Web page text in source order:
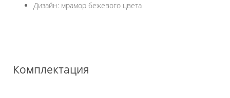
Дизайн: мрамор бежевого цвета
Комплектация